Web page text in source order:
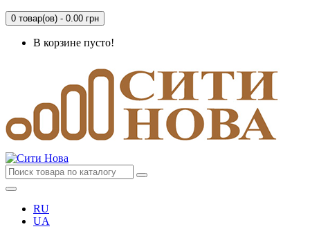
0 товар(ов) - 0.00 грн
В корзине пусто!
RU
UA